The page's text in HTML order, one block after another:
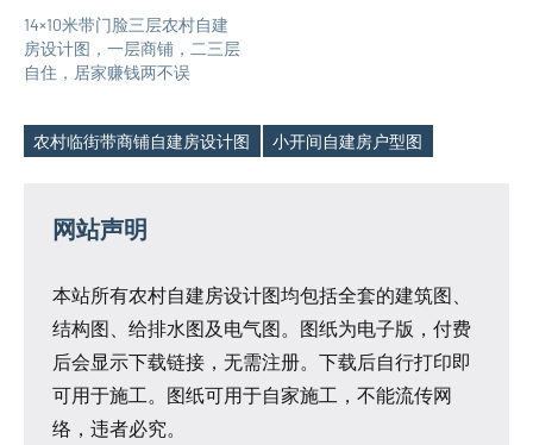
14×10米带门脸三层农村自建
房设计图，一层商铺，二三层
自住，居家赚钱两不误
Tags
农村临街带商铺自建房设计图 小开间自建房户型图
网站声明
本站所有农村自建房设计图均包括全套的建筑图、
结构图、给排水图及电气图。图纸为电子版，付费
后会显示下载链接，无需注册。下载后自行打印即
可用于施工。图纸可用于自家施工，不能流传网
络，违者必究。